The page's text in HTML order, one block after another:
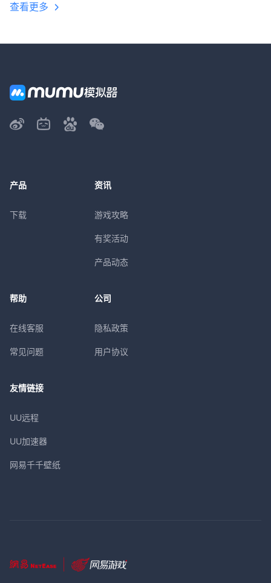
查看更多
产品
下载
资讯
游戏攻略
有奖活动
产品动态
帮助
在线客服
常见问题
公司
隐私政策
用户协议
友情链接
UU远程
UU加速器
网易千千壁纸